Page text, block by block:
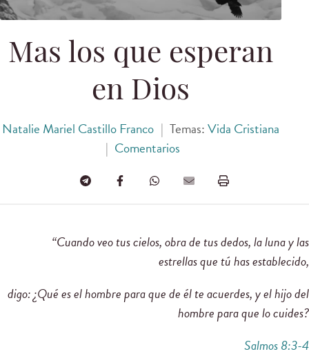
Mas los que esperan
en Dios
Natalie Mariel Castillo Franco | Temas:Vida Cristiana
| Comentarios
“Cuando veo tus cielos, obra de tus dedos, la luna y las
estrellas que tú has establecido,
digo: ¿Qué es el hombre para que de él te acuerdes, y el hijo del
hombre para que lo cuides?
Salmos 8:3-4